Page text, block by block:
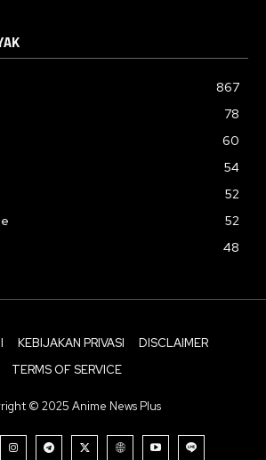
867
78
60
54
52
52
48
KEBIJAKAN PRIVASI
DISCLAIMER
TERMS OF SERVICE
© 2025 Anime News Plus